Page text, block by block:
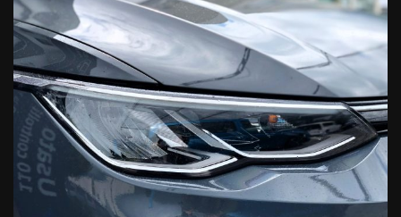
SEDE FELTRE (BL)
VIA CAV. VITTORIO VENETO 10/A
ZONA INDUSTRIALE
TELEFONO 0439.303636
DINO PERENZIN
+ 39 328 2926878
E-MAIL: d.perenzin@superautofeltre.it
DESIREE MELETTI
+ 39 328 2181750